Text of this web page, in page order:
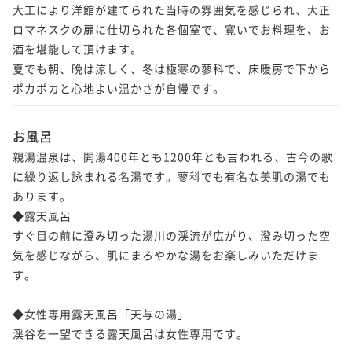
大工により洋館が建てられた当時の雰囲気を感じられ、大正
ロマネスクの扉に仕切られた各個室で、寛いでお料理を、お
酒を堪能して頂けます。
夏でも朝、晩は涼しく、冬は極寒の蓼科で、床暖房で下から
お風呂
親湯温泉は、開湯400年とも1200年とも言われる、古今の歌
に繰り返し詠まれる名湯です。蓼科でも有名な美肌の湯でも
あります。
◆露天風呂
すぐ目の前に澄み切った湯川の渓流が広がり、澄み切った空
気を感じながら、肌にまろやかな湯をお楽しみいただけま
す。
◆女性専用露天風呂「天与の湯」
渓谷を一望できる露天風呂は女性専用です。